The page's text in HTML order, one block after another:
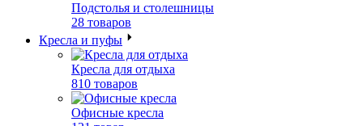
Подстолья и столешницы
28 товаров
Кресла и пуфы
Кресла для отдыха
810 товаров
Офисные кресла